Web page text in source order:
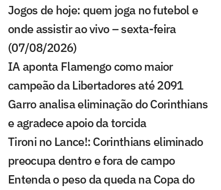
Jogos de hoje: quem joga no futebol e
onde assistir ao vivo – sexta-feira
(07/08/2026)
IA aponta Flamengo como maior
campeão da Libertadores até 2091
Garro analisa eliminação do Corinthians
e agradece apoio da torcida
Tironi no Lance!: Corinthians eliminado
preocupa dentro e fora de campo
Entenda o peso da queda na Copa do